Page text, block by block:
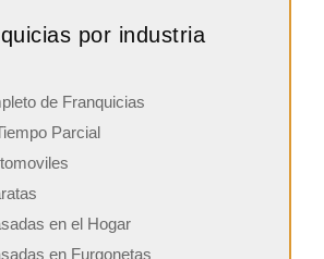
por industria
de Franquicias
Parcial
en el Hogar
en Furgonetas